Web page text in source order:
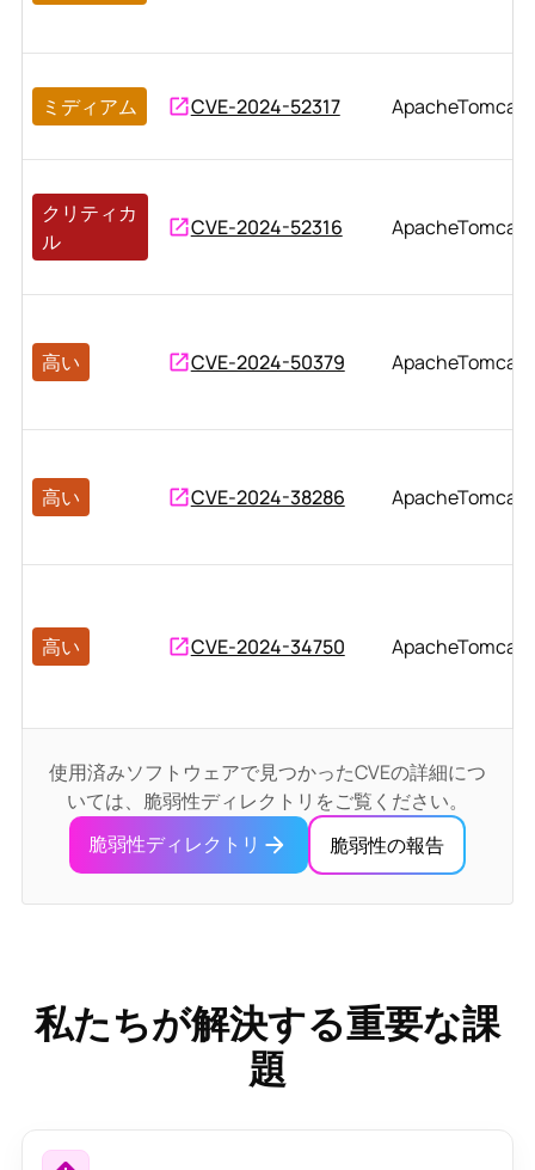
ミディアム CVE-2024-52317 ApacheTomcat
クリティカ
ル
CVE-2024-52316 ApacheTomcat
高い CVE-2024-50379 ApacheTomcat
高い CVE-2024-38286 ApacheTomcat
高い CVE-2024-34750 ApacheTomcat
使用済みソフトウェアで見つかったCVEの詳細につ
いては、脆弱性ディレクトリをご覧ください。
脆弱性ディレクトリ
脆弱性の報告
私たちが解決する重要な課
題